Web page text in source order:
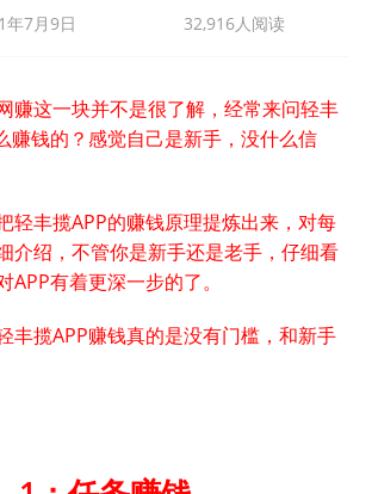
年7月9日 32,916人阅读
赚这一块并不是很了解，经常来问轻丰
赚钱的？感觉自己是新手，没什么信
轻丰揽APP的赚钱原理提炼出来，对每
介绍，不管你是新手还是老手，仔细看
APP有着更深一步的了。
丰揽APP赚钱真的是没有门槛，和新手